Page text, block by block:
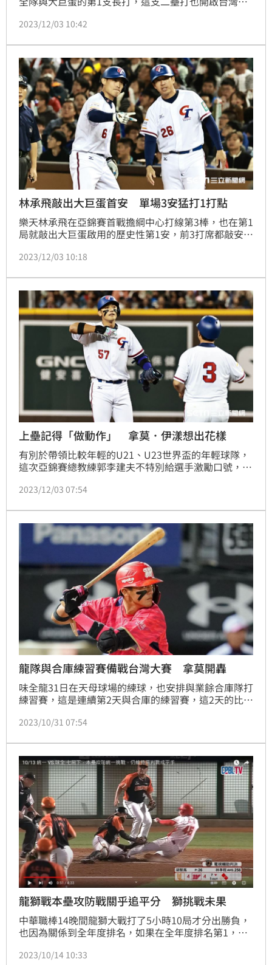
第1分，拿莫．伊漾說：「大家很拚去贏下這場比賽，
眾為我們加油，全場的回音感覺很久很久都沒散去，讓
我的腎上腺素爆發開來，不想辜負球迷的加油聲。」
2023/12/03 10:42
林承飛敲出大巨蛋首安 單場3安猛打1打點
樂天林承飛在亞錦賽首戰擔綱中心打線第3棒，也在第1
局就敲出大巨蛋啟用的歷史性第1安，前3打席都敲安
分打點，阿飛說：「其實沒想過是不是會敲出第1安這
下去。」
2023/12/03 10:18
上壘記得「做動作」 拿莫．伊漾想出花樣
有別於帶領比較年輕的U21、U23世界盃的年輕球隊，
這次亞錦賽總教練郭李建夫不特別給選手激勵口號，交
沒有想出來，但上壘時的慶祝動作已經在賽前確認。
2023/12/03 07:54
龍隊與合庫練習賽備戰台灣大賽 拿莫開轟
味全龍31日在天母球場的練球，也安排與業餘合庫隊打
練習賽，這是連續第2天與合庫的練習賽，這2天的比賽
3局被敲5安打投出6次三振，在第3局測試壘上有人的
則是在第1局拿莫．伊漾就敲出首局首打席全壘打，但
整場比賽僅敲5安打，全場只拿下這1分。
2023/10/31 07:54
龍獅戰本壘攻防戰關乎追平分 獅挑戰未果
中華職棒14晚間龍獅大戰打了5小時10局才分出勝負，
也因為關係到全年度排名，如果在全年度排名第1，將
在包辦上、下半季冠軍，與龍隊正面對決還是要拚一
2023/10/14 10:33